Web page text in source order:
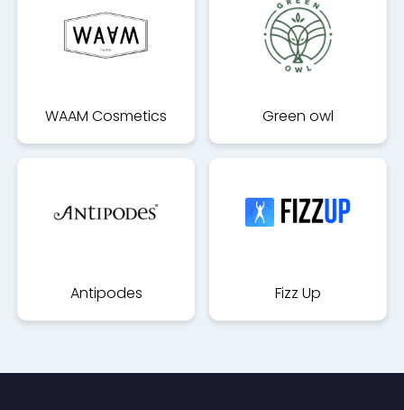
WAAM Cosmetics Green owl
Antipodes Fizz Up